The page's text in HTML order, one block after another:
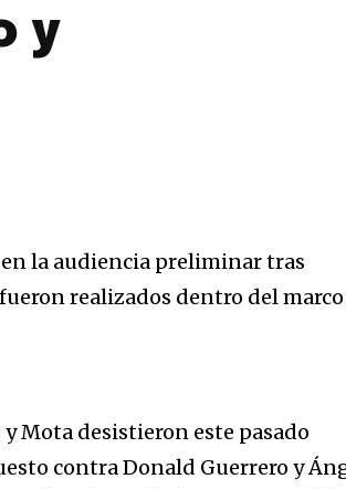
y
la audiencia preliminar tras
realizados dentro del marco
Mota desistieron este pasado
contra Donald Guerrero y